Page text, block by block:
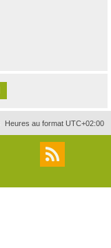
Heures au format UTC+02:00